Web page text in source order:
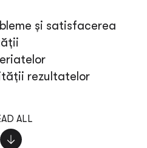
și satisfacerea
rezultatelor
ALL